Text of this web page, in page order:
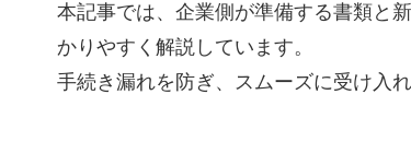
本記事では、企業側が準備する書類と
かりやすく解説しています。
手続き漏れを防ぎ、スムーズに受け入